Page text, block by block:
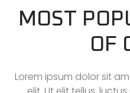
MOST
OF
Lorem ipsum dolor sit